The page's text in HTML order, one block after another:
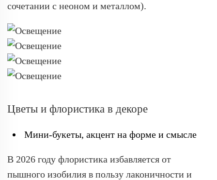
сочетании с неоном и металлом).
Цветы и флористика в декоре
Мини-букеты, акцент на форме и смысле
В 2026 году флористика избавляется от
пышного изобилия в пользу лаконичности и